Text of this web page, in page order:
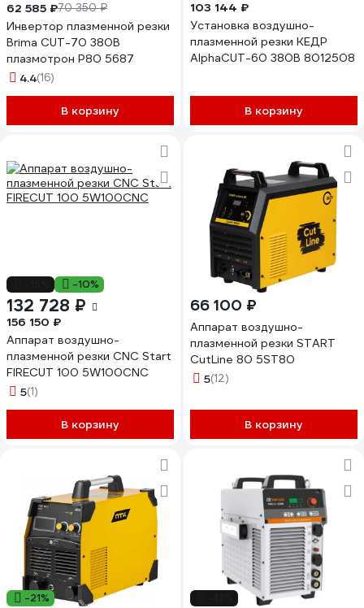
62 585 ₽70 350 ₽
Инвертор плазменной резки
Brima CUT-70 380В
плазмотрон P80 5687
4.4(16)
В корзину
103 144 ₽
Установка воздушно-
плазменной резки КЕДР
AlphaCUT-60 380В 8012508
В корзину
-10%
132 728 ₽
156 150 ₽
Аппарат воздушно-
плазменной резки CNC Start
FIRECUT 100 5W100CNC
5(1)
В корзину
66 100 ₽
Аппарат воздушно-
плазменной резки START
CutLine 80 5ST80
5(12)
В корзину
-21%